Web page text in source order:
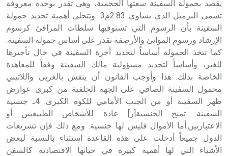
يقصد بحمولة السفينة سعتها الحجمية، وهي تقدر بوحدة معروفة
تسمى البرميل الذي يساوي 2.83م3. وتتجلى أهمية تحديد حمولة
السفينة بأن الرسوم التي تستوفيها سلطات المرافئ كرسوم
الإرشاد ورسوم الموانئ والأرصفة تقدر على أساس حمولة السفينة.
كما تتخذ الحمولة أساساً لتحديد أجرة السفينة في حال تأجيرها
للغير، وأساساً لتحديد مسؤولية مالك السفينة وفقاً للمعاهدة
الخاصة بذلك. هذا وأوجب القانون أن ينقش بالعربي واللاتيني
محمول السفينة الصافي على الجهة الخلفية من كبرى عوارض
ظهر السفينة أو من الجنب الأمامي للكوة الكبرى. 4ـ جنسية
السفينة: تمنح الجنسية[ر] عادة للأشخاص الطبيعيين أو
الاعتباريين.أما الأموال فليس لها جنسية. ومع ذلك فإن تشريعات
الدول جميعاً أدخلت على هذه القاعدة استثناء بالنسبة لبعض
الأشياء التي لها أهمية كبيرة في حياتها الاقتصادية كالسفن